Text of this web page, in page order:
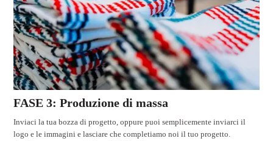
FASE 3: Produzione di massa
Inviaci la tua bozza di progetto, oppure puoi semplicemente inviarci il
logo e le immagini e lasciare che completiamo noi il tuo progetto.